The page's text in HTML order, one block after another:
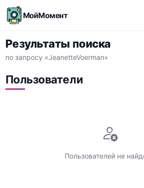
МойМомент
Результаты поиска
по запросу «JeanetteVoerman»
Пользователи
Пользователей не